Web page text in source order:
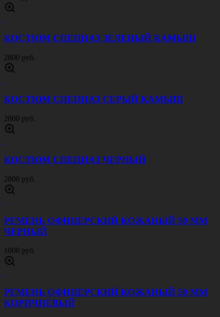
КОСТЮМ СПЕЦНАЗ ЗЕЛЕНЫЙ КАМЫШ
2800 руб.
КОСТЮМ СПЕЦНАЗ СЕРЫЙ КАМЫШ
2800 руб.
КОСТЮМ СПЕЦНАЗ ЧЕРНЫЙ
2800 руб.
РЕМЕНЬ ОФИЦЕРСКИЙ КОЖАНЫЙ 50 ММ
ЧЕРНЫЙ
1000 руб.
РЕМЕНЬ ОФИЦЕРСКИЙ КОЖАНЫЙ 50 ММ
КОРИЧНЕВЫЙ